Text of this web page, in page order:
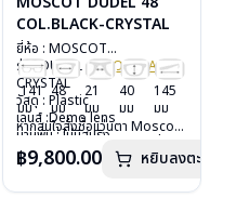
COL.BLACK-CRYSTAL
ยี่ห้อ : MOSCOT
รุ่น : DUDEL 48COL.BLACK-
CRYSTAL
วัสดุ : Plastic
เลนส์ :Demo lens
บานพับ : ไม่มีสปริง
น้ำหนัก : 29 กรัม
อุปกรณ์ : กล่องแว่น, กล่อง
กระดาษ, ผ้าเช็ดแว่น
141
มม
48
มม
21
มม
40
มม
145
มม
หากสนใจสั่งชื้อแว่นตา Moscot
ลงไว้กรุณาติดต่อเราคลิก
฿9,800.00 หยิบลงตะกร้า